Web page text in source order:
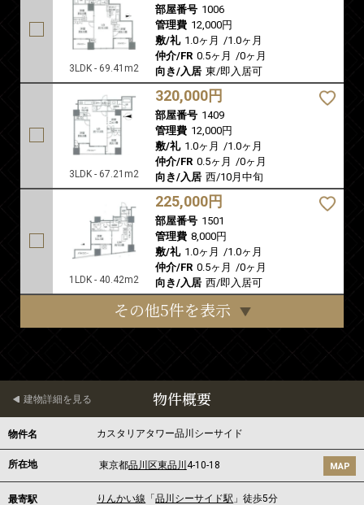
3LDK - 69.41m2
部屋番号 1006
管理費 12,000円
敷/礼 1.0ヶ月 /1.0ヶ月
仲介/FR 0.5ヶ月 /0ヶ月
向き/入居 東/即入居可
3LDK - 67.21m2
320,000円
部屋番号 1409
管理費 12,000円
敷/礼 1.0ヶ月 /1.0ヶ月
仲介/FR 0.5ヶ月 /0ヶ月
向き/入居 西/10月中旬
1LDK - 40.42m2
225,000円
部屋番号 1501
管理費 8,000円
敷/礼 1.0ヶ月 /1.0ヶ月
仲介/FR 0.5ヶ月 /0ヶ月
向き/入居 西/即入居可
その他5件を表示
物件概要
建物詳細を見る
物件名 カスタリアタワー品川シーサイド
所在地 東京都品川区東品川 4-10-18 MAP
最寄駅 りんかい線 「品川シーサイド駅 」徒歩5分